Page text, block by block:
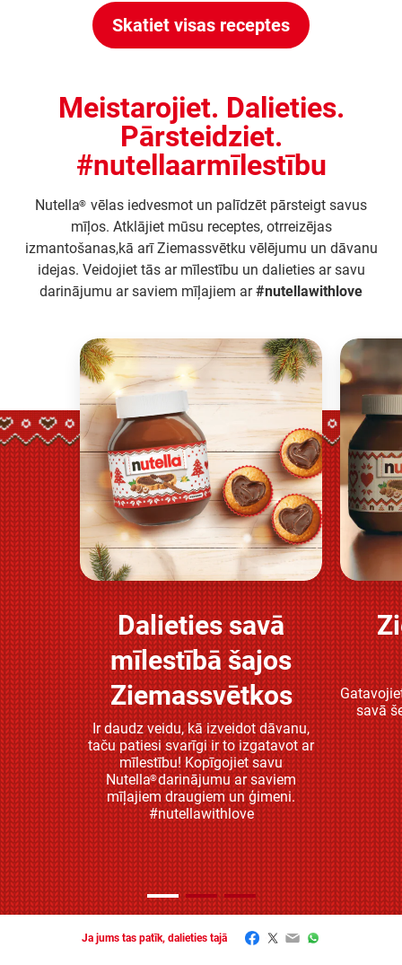
Skatiet visas receptes
Meistarojiet. Dalieties.
Pārsteidziet.
#nutellaarmīlestību
Nutella® vēlas iedvesmot un palīdzēt pārsteigt savus
mīļos. Atklājiet mūsu receptes, otrreizējas
izmantošanas,kā arī Ziemassvētku vēlējumu un dāvanu
idejas. Veidojiet tās ar mīlestību un dalieties ar savu
darinājumu ar saviem mīļajiem ar#nutellawithlove
Atklājiet vairāk
Dalieties savā
mīlestībā šajos
Ziemassvētkos
Ir daudz veidu, kā izveidot dāvanu,
taču patiesi svarīgi ir to izgatavot ar
mīlestību! Kopīgojiet savu
Nutella®darinājumu ar saviem
mīļajiem draugiem un ģimeni.
#nutellawithlove
savā
Ja jums tas patīk, dalieties tajā Facebook
Twitter
EmailWhatsApp